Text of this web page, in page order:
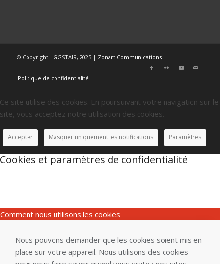
© Copyright - GGSTAIR, 2025 | Zonart Communications
Politique de confidentialité
Ce site utilise des cookies. En poursuivant votre navigation sur le
site, vous acceptez notre utilisation des cookies.
Accepter Masquer uniquement les notifications Paramètres
Cookies et paramètres de confidentialité
Comment nous utilisons les cookies
Nous pouvons demander que les cookies soient mis en
place sur votre appareil. Nous utilisons des cookies